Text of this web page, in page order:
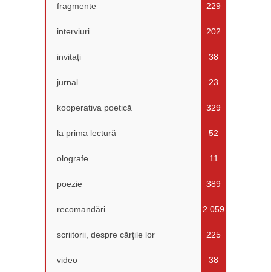
fragmente 229
interviuri 202
invitaţi 38
jurnal 23
kooperativa poetică 329
la prima lectură 52
olografe 11
poezie 389
recomandări 2.059
scriitorii, despre cărţile lor 225
video 38